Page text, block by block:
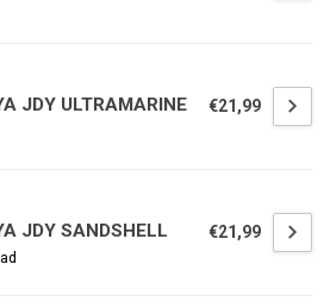
JDY ULTRAMARINE €21,99
JDY SANDSHELL €21,99